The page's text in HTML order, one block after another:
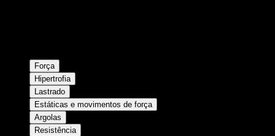
Força
Hipertrofia
Lastrado
Estáticas e movimentos de força
Argolas
Resistência